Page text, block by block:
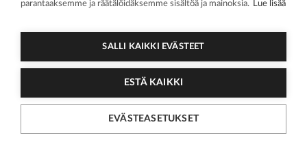
Kirjoitusohjeet
Hammaslääkärilehti
oste
parantaaksemme ja räätälöidäksemme sisältöä ja mainoksia. Lue lisää
SALLI KAIKKI EVÄSTEET
ESTÄ KAIKKI
EVÄSTEASETUKSET